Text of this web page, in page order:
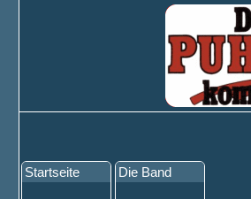
Startseite Die Band